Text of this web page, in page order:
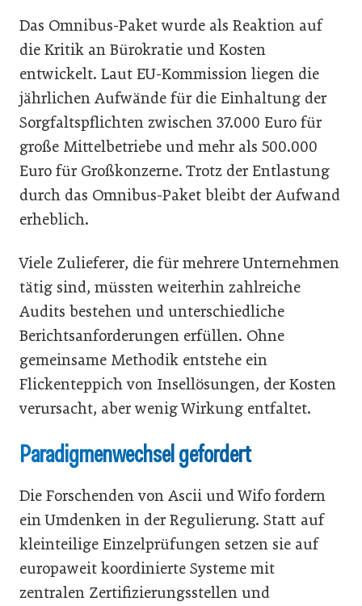
Das Omnibus-Paket wurde als Reaktion auf
die Kritik an Bürokratie und Kosten
entwickelt. Laut EU-Kommission liegen die
jährlichen Aufwände für die Einhaltung der
Sorgfaltspflichten zwischen 37.000 Euro für
große Mittelbetriebe und mehr als 500.000
Euro für Großkonzerne. Trotz der Entlastung
durch das Omnibus-Paket bleibt der Aufwand
erheblich.
Viele Zulieferer, die für mehrere Unternehmen
tätig sind, müssten weiterhin zahlreiche
Audits bestehen und unterschiedliche
Berichtsanforderungen erfüllen. Ohne
gemeinsame Methodik entstehe ein
Flickenteppich von Insellösungen, der Kosten
verursacht, aber wenig Wirkung entfaltet.
Paradigmenwechsel gefordert
Die Forschenden von Ascii und Wifo fordern
ein Umdenken in der Regulierung. Statt auf
kleinteilige Einzelprüfungen setzen sie auf
europaweit koordinierte Systeme mit
zentralen Zertifizierungsstellen und